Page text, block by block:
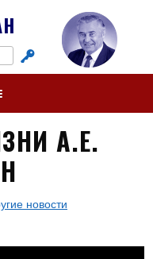
А.Е.
новости